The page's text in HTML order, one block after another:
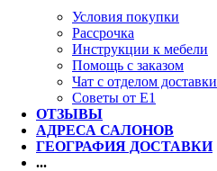
Условия покупки
Рассрочка
Инструкции к мебели
Помощь с заказом
Чат с отделом доставки
Советы от Е1
ОТЗЫВЫ
АДРЕСА САЛОНОВ
ГЕОГРАФИЯ ДОСТАВКИ
...